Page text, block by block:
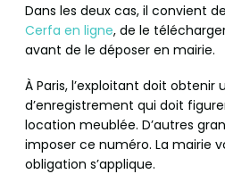
Dans les deux cas, il convient de
Cerfa en ligne, de le
avant de le déposer en mairie.
À Paris, l’exploitant doit obtenir
d’enregistrement qui doit
location meublée. D’autres
imposer ce numéro. La mairie
obligation s’applique.